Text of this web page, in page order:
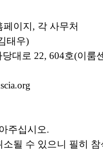
이지 , 각 사무처
태우)
대로 22, 604호(이룸
주십시오.
될 수 있으니 필히